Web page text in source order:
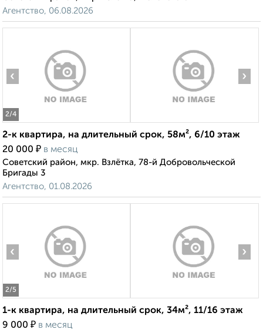
Агентство, 06.08.2026
2/4
‹ ›
2-к квартира, на длительный срок, 58м², 6/10 этаж
20 000 ₽ в месяц
Советский район, мкр. Взлётка, 78-й Добровольческой
Бригады 3
Агентство, 01.08.2026
2/5
‹ ›
1-к квартира, на длительный срок, 34м², 11/16 этаж
9 000 ₽ в месяц